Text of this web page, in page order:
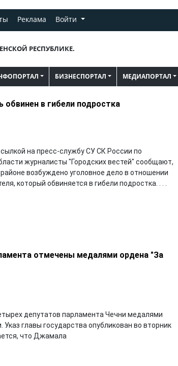
Реклама Войти
РЕСПУБЛИКЕ.
БИЗНЕСПОРТАЛ МЕДИАПОРТАЛ
в гибели подростка
на пресс-службу СУ СК России по
журналисты "Городских вестей" сообщают,
возбуждено уголовное дело в отношении
который обвиняется в гибели подростка. . . .
отмечены медалями ордена "За
депутатов парламента Чечни медалями
главы государства опубликован во вторник
что Джамала